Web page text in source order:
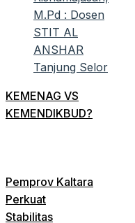
KEMENAG VS
KEMENDIKBUD?
Pemprov Kaltara
Perkuat
Stabilitas